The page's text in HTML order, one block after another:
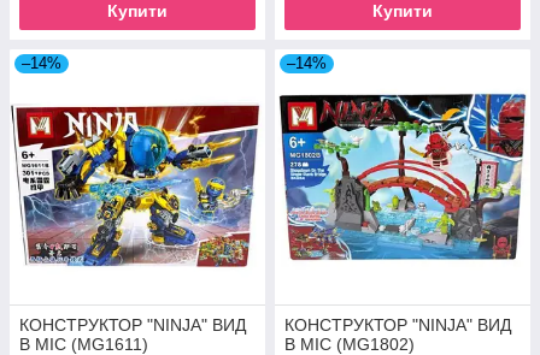
Купити Купити
–14%
КОНСТРУКТОР "NINJA" ВИД
B МІС (MG1611)
–14%
КОНСТРУКТОР "NINJA" ВИД
B МІС (МG1802)